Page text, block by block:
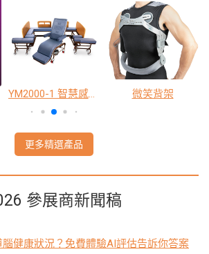
YM2000-1 智慧感測分離式移位床 微笑背架
更多精選產品
參展商新聞稿
腦健康狀況？免費體驗AI評估告訴你答案